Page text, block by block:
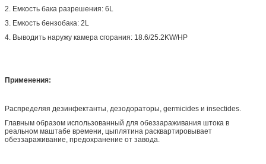
2. Емкость бака разрешения: 6L
3. Емкость бензобака: 2L
4. Выводить наружу камера сгорания: 18.6/25.2KW/HP
Применения:
Распределяя дезинфектанты, дезодораторы, germicides и insectides.
Главным образом использованный для обеззараживания штока в
реальном маштабе времени, цыплятина расквартировывает
обеззараживание, предохранение от завода.